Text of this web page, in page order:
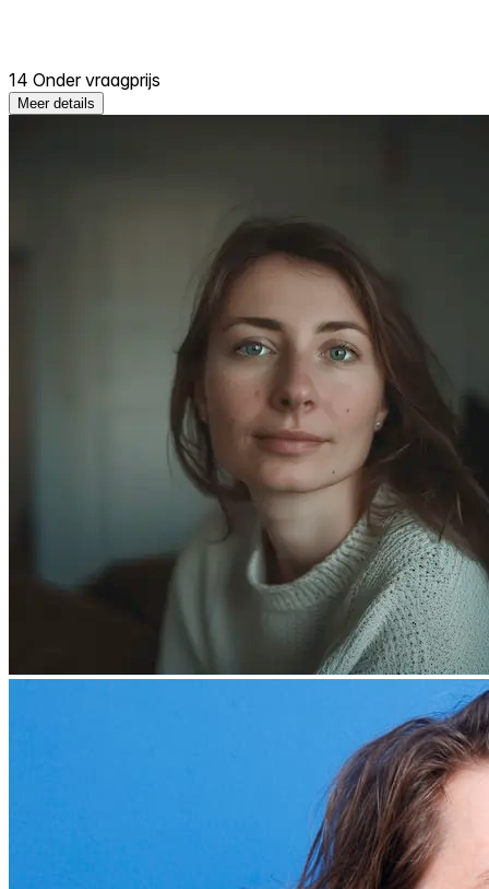
14 Onder vraagprijs
Meer details